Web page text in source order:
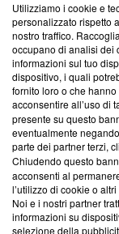
Questa sezione
News, sui nostri
creare news di
‘Trust Project -
ancora membro
parte; Trust
conformità agli
Su di noi
Team editoriale
Corporate
Utilizziamo i cookie e
personalizzato rispetto
nostro traffico.
occupano di analisi dei
informazioni sul tuo
dispositivo, i quali
fornito loro o che
acconsentire all’uso di
presente su questo
eventualmente
parte dei partner terzi,
Chiudendo questo
acconsenti al
l’utilizzo di cookie o
Noi e i nostri partner
informazioni su
selezione della